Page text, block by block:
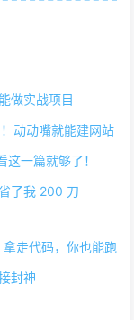
做实战项目
动动嘴就能建网站
一篇就够了！
了我 200 刀
走代码，你也能跑
封神